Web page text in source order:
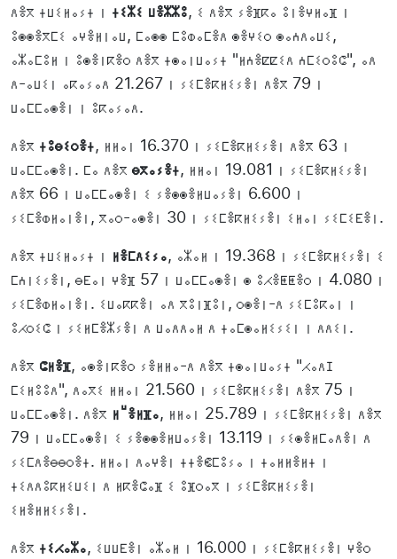
ⴷⴻⴳ ⵜⵡⵉⵍⴰⵢⵜ ⵏ ⵜⵉⵣⵉ ⵡⴻⵣⵣⵓ, ⵉ ⴷⴻⴳ ⵢⴻⴼⴽⴰ ⵓⵏⴻⵖⵍⴰⴼ ⵏ
ⵓⵙⵙⴻⴳⵎⵉ ⴰⵖⴻⵍⵏⴰⵡ, ⵎⴰⵙⵙ ⵎⵓⵀⴰⵎⴻⴷ ⵙⴻⵖⵉⵔ ⵙⴰⵄⴷⴰⵡⵉ,
ⴰⵣⴰⵎⵓⵍ ⵏ ⵓⵙⴻⵏⴽⴻⵔ ⴷⴻⴳ ⵜⵙⴰⵏⵡⴰⵢⵜ "ⵍⵄⴻⵇⵇⵉⴷ ⵄⵎⵉⵔⵓⵛ", ⴰⴷ
ⴷ-ⴰⵡⵉⵏ ⴰⴽⴰⵢⴰⴷ 21.267 ⵏ ⵢⵉⵎⴻⴽⵍⵉⵢⴻⵏ ⴷⴻⴳ 79 ⵏ
ⵡⴰⵎⵎⴰⵙⴻⵏ ⵏ ⵓⴽⴰⵢⴰⴷ.
ⴷⴻⴳ ⵜⵓⴱⵉⵔⴻⵜ, ⵍⵍⴰⵏ 16.370 ⵏ ⵢⵉⵎⴻⴽⵍⵉⵢⴻⵏ ⴷⴻⴳ 63 ⵏ
ⵡⴰⵎⵎⴰⵙⴻⵏ. ⵎⴰ ⴷⴻⴳ ⴱⴳⴰⵢⴻⵜ, ⵍⵍⴰⵏ 19.081 ⵏ ⵢⵉⵎⴻⴽⵍⵉⵢⴻⵏ
ⴷⴻⴳ 66 ⵏ ⵡⴰⵎⵎⴰⵙⴻⵏ ⵉ ⵢⴻⵙⵙⴻⵍⵡⴰⵢⴻⵏ 6.600 ⵏ
ⵢⵉⵎⴻⵀⵍⴰⵏⴻⵏ, ⴳⴰⵔ-ⴰⵙⴻⵏ 30 ⵏ ⵢⵉⵎⴻⴽⵍⵉⵢⴻⵏ ⵉⵍⴰⵏ ⵢⵉⵎⵉⴹⴻⵏ.
ⴷⴻⴳ ⵜⵡⵉⵍⴰⵢⵜ ⵏ ⵍⴻⵎⴷⵉⵢⴰ, ⴰⵣⴰⵍ ⵏ 19.368 ⵏ ⵢⵉⵎⴻⴽⵍⵉⵢⴻⵏ ⵉ
ⵎⵄⵏⵉⵢⴻⵏ, ⴱⴹⴰⵏ ⵖⴻⴼ 57 ⵏ ⵡⴰⵎⵎⴰⵙⴻⵏ ⵙ ⵓⵃⴻⵟⵟⴻⵔ ⵏ 4.080 ⵏ
ⵢⵉⵎⴻⵀⵍⴰⵏⴻⵏ. ⵉⵡⴰⴽⴽⴻⵏ ⴰⴷ ⴳⵓⵏⴼⵓⵏ, ⵔⵙⴻⵏ-ⴷ ⵢⵉⵎⵓⴽⴰⵏ ⵏ
ⵓⵃⵔⵉⵛ ⵏ ⵢⵉⵍⵎⴻⵣⵢⴻⵏ ⴷ ⵡⴰⴷⴷⴰⵍ ⴷ ⵜⴰⵎⵙⴰⵍⵉⵢⵉⵏ ⵏ ⴷⴷⵉⵏ.
ⴷⴻⴳ ⵛⵍⴻⴼ, ⴰⵙⴻⵏⴽⴻⵔ ⵢⴻⵍⵍⴰ-ⴷ ⴷⴻⴳ ⵜⵙⴰⵏⵡⴰⵢⵜ "ⵃⴰⴷⵊ
ⵎⵉⵍⵓⵓⴷ", ⴷⴰⴳⵉ ⵍⵍⴰⵏ 21.560 ⵏ ⵢⵉⵎⴻⴽⵍⵉⵢⴻⵏ ⴷⴻⴳ 75 ⵏ
ⵡⴰⵎⵎⴰⵙⴻⵏ. ⴷⴻⴳ ⵍⵯⴻⵍⴼⴰ, ⵍⵍⴰⵏ 25.789 ⵏ ⵢⵉⵎⴻⴽⵍⵉⵢⴻⵏ ⴷⴻⴳ
79 ⵏ ⵡⴰⵎⵎⴰⵙⴻⵏ ⵉ ⵢⴻⵙⵙⴻⵍⵡⴰⵢⴻⵏ 13.119 ⵏ ⵢⵉⵙⴻⵍⵎⴰⴷⴻⵏ ⴷ
ⵢⵉⵎⴷⴻⴱⴱⵔⴻⵜ. ⵍⵍⴰⵏ ⴷⴰⵖⴻⵏ ⵜⵜⴻⵞⵎⵓⵢⴰ ⵏ ⵜⴰⵍⵍⴻⵍⵜ ⵏ
ⵜⵉⴷⴷⵓⴽⵍⵉⵡⵉⵏ ⴷ ⵍⴽⴻⵛⴰⴼ ⵉ ⵓⴼⵔⴰⴳ ⵏ ⵢⵉⵎⴻⴽⵍⵉⵢⴻⵏ
ⵉⵍⴻⵍⵍⵉⵢⴻⵏ.
ⴷⴻⴳ ⵜⵉⵃⴰⵣⴰ, ⵉⵡⵡⴹⴻⵏ ⴰⵣⴰⵍ ⵏ 16.000 ⵏ ⵢⵉⵎⴻⴽⵍⵉⵢⴻⵏ ⵖⴻⵔ